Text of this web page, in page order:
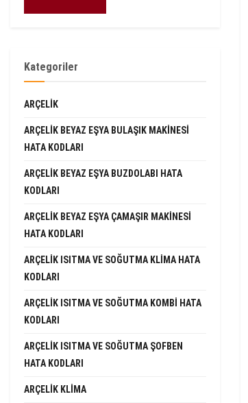
Kategoriler
ARÇELIK
ARÇELIK BEYAZ EŞYA BULAŞIK MAKINESI
HATA KODLARI
ARÇELIK BEYAZ EŞYA BUZDOLABI HATA
KODLARI
ARÇELIK BEYAZ EŞYA ÇAMAŞIR MAKINESI
HATA KODLARI
ARÇELIK ISITMA VE SOĞUTMA KLIMA HATA
KODLARI
ARÇELIK ISITMA VE SOĞUTMA KOMBI HATA
KODLARI
ARÇELIK ISITMA VE SOĞUTMA ŞOFBEN
HATA KODLARI
ARÇELIK KLIMA